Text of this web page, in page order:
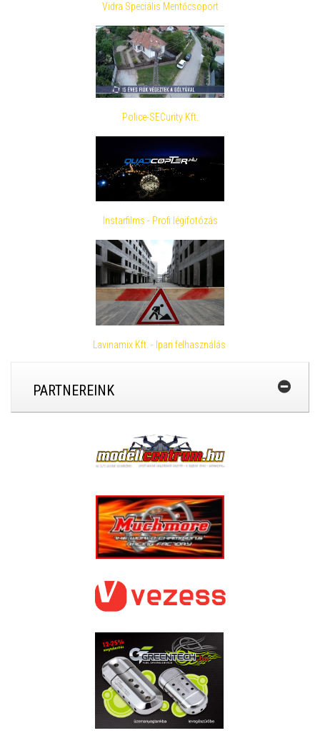
Vidra Speciális Mentőcsoport
Police-SECurity Kft.
Instarfilms - Profi légifotózás
Lavinamix Kft. - Ipari felhasználás
PARTNEREINK